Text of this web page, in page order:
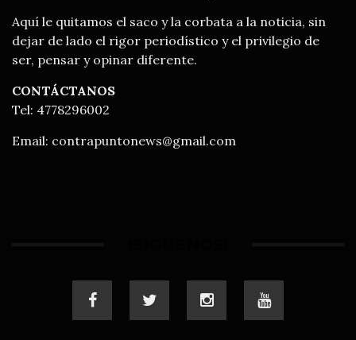
Aquí le quitamos el saco y la corbata a la noticia, sin
dejar de lado el rigor periodístico y el privilegio de
ser, pensar y opinar diferente.
CONTÁCTANOS
Tel: 4778296002
Email: contrapuntonews@gmail.com